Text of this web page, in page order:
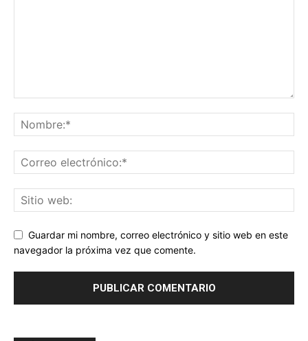
Guardar mi nombre, correo electrónico y sitio web en este
navegador la próxima vez que comente.